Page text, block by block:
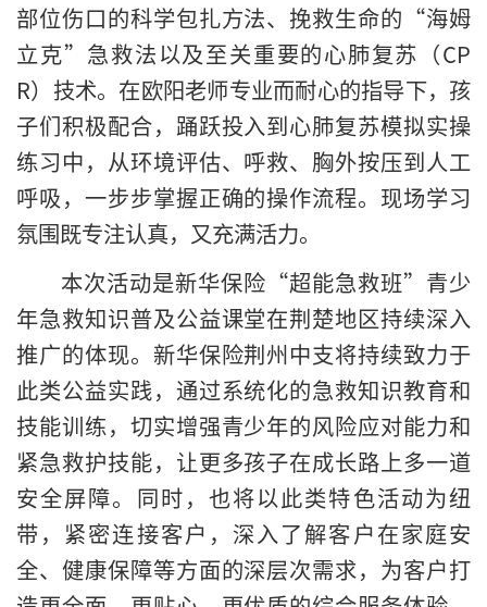
部位伤口的科学包扎方法、挽救生命的“海姆
立克”急救法以及至关重要的心肺复苏（CP
R）技术。在欧阳老师专业而耐心的指导下，孩
子们积极配合，踊跃投入到心肺复苏模拟实操
练习中，从环境评估、呼救、胸外按压到人工
呼吸，一步步掌握正确的操作流程。现场学习
氛围既专注认真，又充满活力。
本次活动是新华保险“超能急救班”青少
年急救知识普及公益课堂在荆楚地区持续深入
推广的体现。新华保险荆州中支将持续致力于
此类公益实践，通过系统化的急救知识教育和
技能训练，切实增强青少年的风险应对能力和
紧急救护技能，让更多孩子在成长路上多一道
安全屏障。同时，也将以此类特色活动为纽
带，紧密连接客户，深入了解客户在家庭安
全、健康保障等方面的深层次需求，为客户打